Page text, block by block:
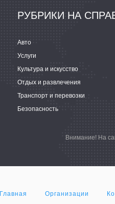
РУБРИКИ НА
Авто
Услуги
Культура и искусство
Отдых и развлечения
Транспорт и перевозки
Безопасность
Внимание! На
Главная Организации